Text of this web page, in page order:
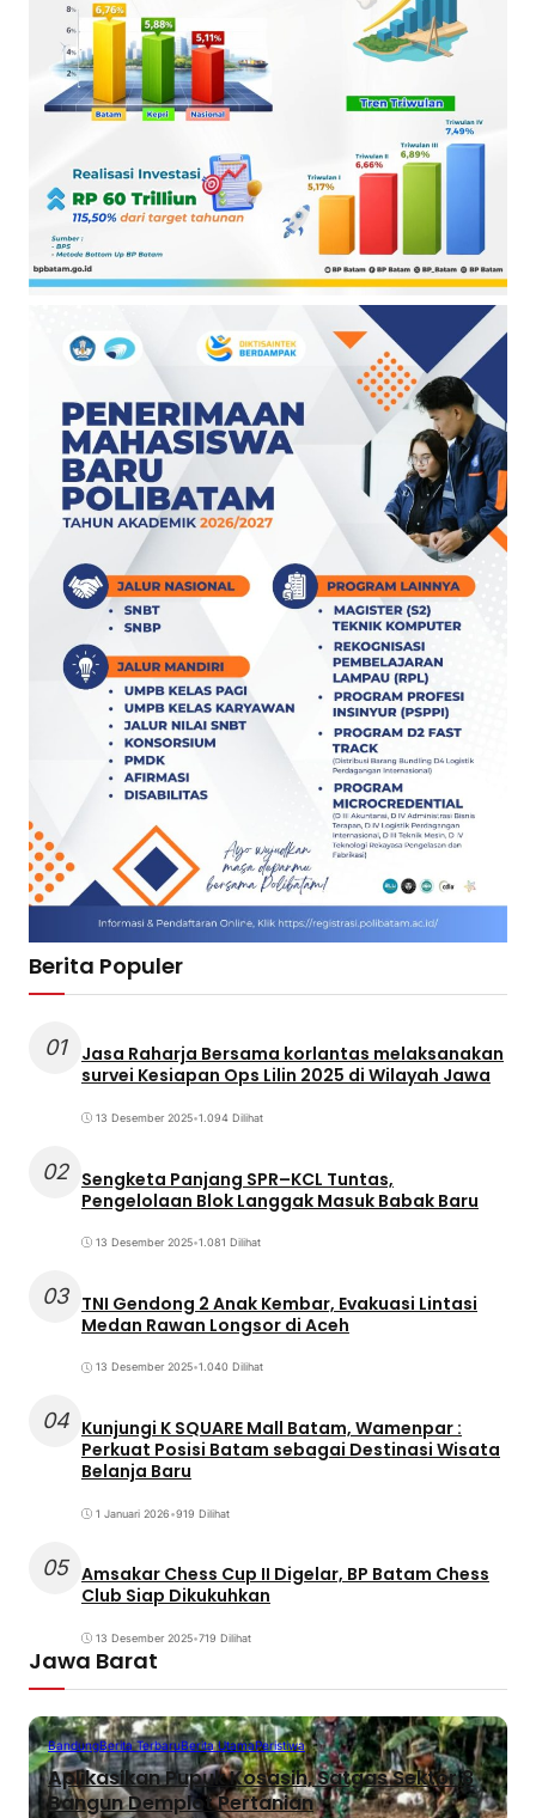
Berita Populer
01
Jasa Raharja Bersama korlantas melaksanakan
survei Kesiapan Ops Lilin 2025 di Wilayah Jawa
13 Desember 2025•1.094 Dilihat
02 Sengketa Panjang SPR–KCL Tuntas,
Pengelolaan Blok Langgak Masuk Babak Baru
13 Desember 2025•1.081 Dilihat
03 TNI Gendong 2 Anak Kembar, Evakuasi Lintasi
Medan Rawan Longsor di Aceh
13 Desember 2025•1.040 Dilihat
04 Kunjungi K SQUARE Mall Batam, Wamenpar :
Perkuat Posisi Batam sebagai Destinasi Wisata
Belanja Baru
1 Januari 2026•919 Dilihat
05 Amsakar Chess Cup II Digelar, BP Batam Chess
Club Siap Dikukuhkan
13 Desember 2025•719 Dilihat
Jawa Barat
BandungBerita TerbaruBerita UtamaPeristiwa
Aplikasikan Pupuk Kosasih, Satgas Sektor 8
Bangun Demplot Pertanian